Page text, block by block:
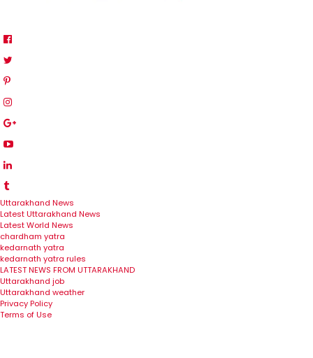
Uttarakhand News
Latest Uttarakhand News
Latest World News
chardham yatra
kedarnath yatra
kedarnath yatra rules
LATEST NEWS FROM UTTARAKHAND
Uttarakhand job
Uttarakhand weather
Privacy Policy
Terms of Use